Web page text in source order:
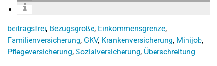
beitragsfrei, Bezugsgröße, Einkommensgrenze,
Familienversicherung, GKV, Krankenversicherung, Minijob,
Pflegeversicherung, Sozialversicherung, Überschreitung